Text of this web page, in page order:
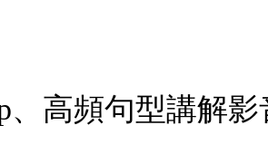
高頻句型講解